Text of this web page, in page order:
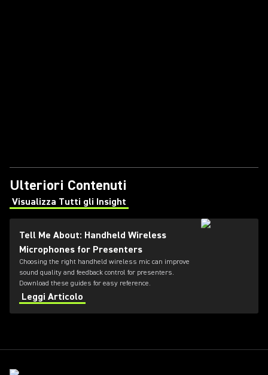
Ulteriori Contenuti
Visualizza Tutti gli Insight
(Opens in a new tab)
Tell Me About: Handheld Wireless
Microphones for Presenters
Choosing the right handheld wireless mic can improve
sound quality and feedback control for presenters.
Download these guides for easy reference.
Leggi Articolo